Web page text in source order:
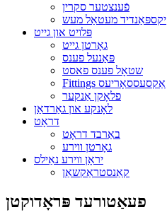
פֿענצטער סקרין
יקספּאַנדיד מעטאַל מעש
פּלויט און גייט
גאָרטן גייט
פּאַנעל פענס
שטאָל פענס פאסט
Fittings אַקסעססאָריעס
פלאָקן אַנקער
לאָנקע און גאַרדאַן
דראָט
באַרבד דראָט
גאָרטן ווירע
יראָן ווירע נאַילס
קאַנסטראַקשאַן
פעאַטורעד פּראָדוקטן